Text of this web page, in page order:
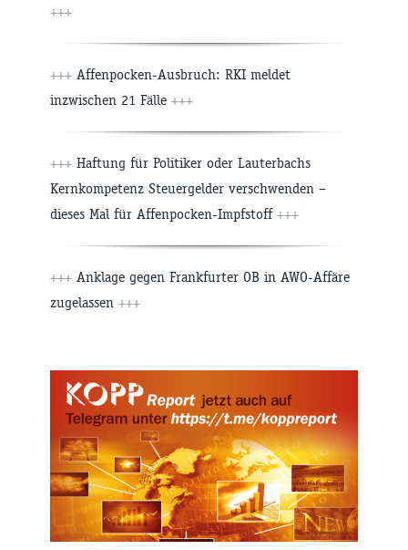
+++
+++ Affenpocken-Ausbruch: RKI meldet
inzwischen 21 Fälle +++
+++ Haftung für Politiker oder Lauterbachs
Kernkompetenz Steuergelder verschwenden –
dieses Mal für Affenpocken-Impfstoff +++
+++ Anklage gegen Frankfurter OB in AWO-Affäre
zugelassen +++